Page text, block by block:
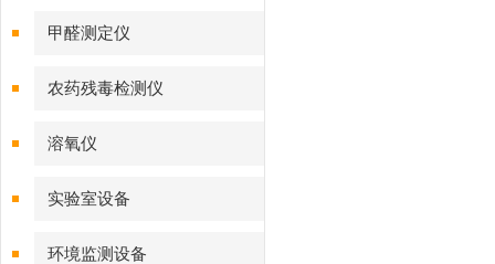
甲醛测定仪
农药残毒检测仪
溶氧仪
实验室设备
环境监测设备